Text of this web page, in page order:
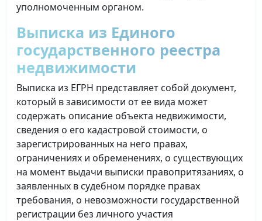
уполномоченным органом.
Выписка из Единого
государственного реестра
недвижимости
Выписка из ЕГРН представляет собой документ,
который в зависимости от ее вида может
содержать описание объекта недвижимости,
сведения о его кадастровой стоимости, о
зарегистрированных на него правах,
ограничениях и обременениях, о существующих
на момент выдачи выписки правопритязаниях, о
заявленных в судебном порядке правах
требования, о невозможности государственной
регистрации без личного участия